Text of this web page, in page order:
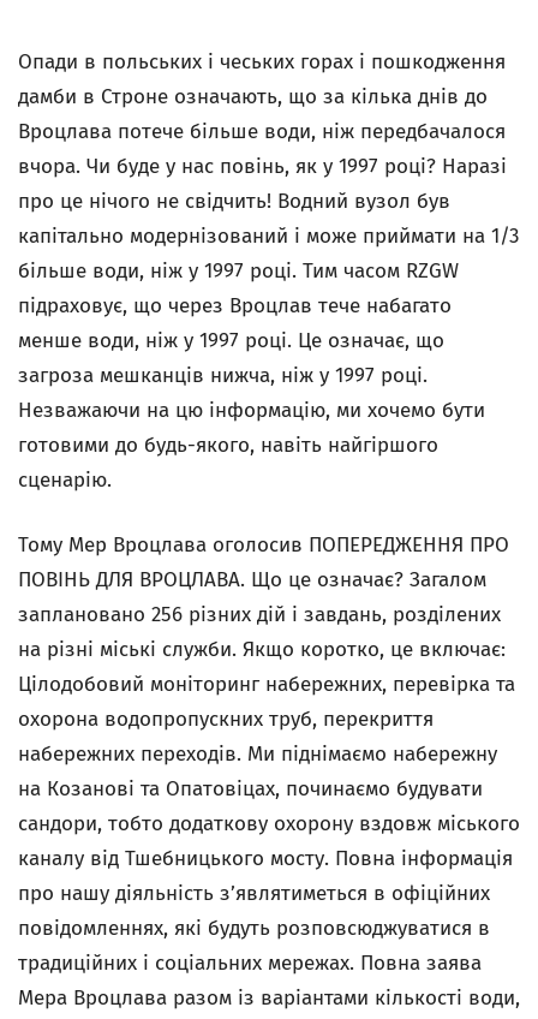
Опади в польських і чеських горах і пошкодження
дамби в Строне означають, що за кілька днів до
Вроцлава потече більше води, ніж передбачалося
вчора. Чи буде у нас повінь, як у 1997 році? Наразі
про це нічого не свідчить! Водний вузол був
капітально модернізований і може приймати на 1/3
більше води, ніж у 1997 році. Тим часом RZGW
підраховує, що через Вроцлав тече набагато
менше води, ніж у 1997 році. Це означає, що
загроза мешканців нижча, ніж у 1997 році.
Незважаючи на цю інформацію, ми хочемо бути
готовими до будь-якого, навіть найгіршого
сценарію.
Тому Мер Вроцлава оголосив ПОПЕРЕДЖЕННЯ ПРО
ПОВІНЬ ДЛЯ ВРОЦЛАВА. Що це означає? Загалом
заплановано 256 різних дій і завдань, розділених
на різні міські служби. Якщо коротко, це включає:
Цілодобовий моніторинг набережних, перевірка та
охорона водопропускних труб, перекриття
набережних переходів. Ми піднімаємо набережну
на Козанові та Опатовіцах, починаємо будувати
сандори, тобто додаткову охорону вздовж міського
каналу від Тшебницького мосту. Повна інформація
про нашу діяльність з’являтиметься в офіційних
повідомленнях, які будуть розповсюджуватися в
традиційних і соціальних мережах. Повна заява
Мера Вроцлава разом із варіантами кількості води,